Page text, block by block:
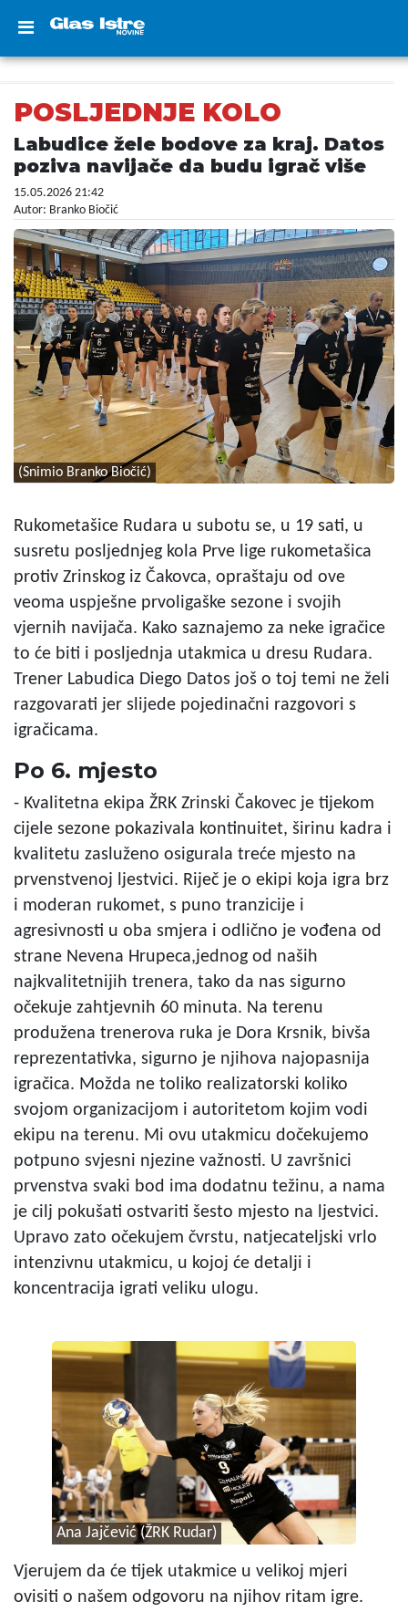
POSLJEDNJE KOLO
Labudice žele bodove za kraj. Datos
poziva navijače da budu igrač više
15.05.2026 21:42
Autor: Branko Biočić
(Snimio Branko Biočić)
Rukometašice Rudara u subotu se, u 19 sati, u
susretu posljednjeg kola Prve lige rukometašica
protiv Zrinskog iz Čakovca, opraštaju od ove
veoma uspješne prvoligaške sezone i svojih
vjernih navijača. Kako saznajemo za neke igračice
to će biti i posljednja utakmica u dresu Rudara.
Trener Labudica Diego Datos još o toj temi ne želi
razgovarati jer slijede pojedinačni razgovori s
igračicama.
Po 6. mjesto
- Kvalitetna ekipa ŽRK Zrinski Čakovec je tijekom
cijele sezone pokazivala kontinuitet, širinu kadra i
kvalitetu zasluženo osigurala treće mjesto na
prvenstvenoj ljestvici. Riječ je o ekipi koja igra brz
i moderan rukomet, s puno tranzicije i
agresivnosti u oba smjera i odlično je vođena od
strane Nevena Hrupeca,jednog od naših
najkvalitetnijih trenera, tako da nas sigurno
očekuje zahtjevnih 60 minuta. Na terenu
produžena trenerova ruka je Dora Krsnik, bivša
reprezentativka, sigurno je njihova najopasnija
igračica. Možda ne toliko realizatorski koliko
svojom organizacijom i autoritetom kojim vodi
ekipu na terenu. Mi ovu utakmicu dočekujemo
potpuno svjesni njezine važnosti. U završnici
prvenstva svaki bod ima dodatnu težinu, a nama
je cilj pokušati ostvariti šesto mjesto na ljestvici.
Upravo zato očekujem čvrstu, natjecateljski vrlo
intenzivnu utakmicu, u kojoj će detalji i
koncentracija igrati veliku ulogu.
Ana Jajčević (ŽRK Rudar)
Vjerujem da će tijek utakmice u velikoj mjeri
ovisiti o našem odgovoru na njihov ritam igre.